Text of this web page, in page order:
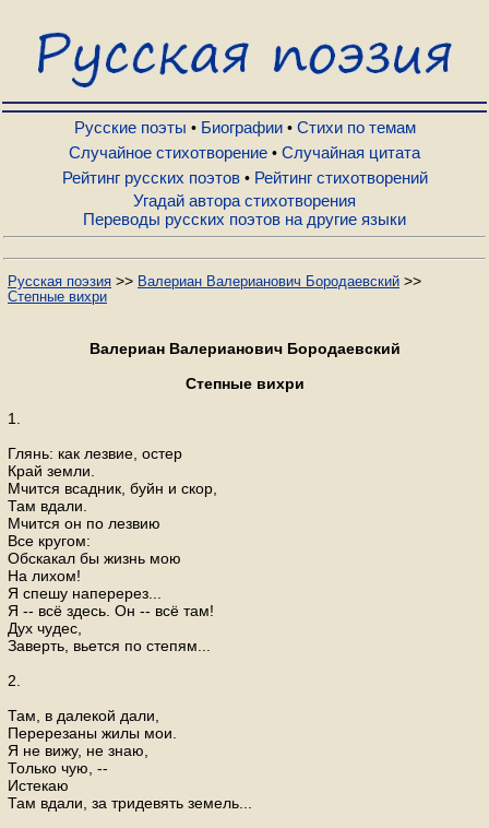
Русские поэты
Биографии
Стихи по темам
Случайное стихотворение
Рейтинг русских поэтов
Рейтинг стихотворений
Русские поэты • Биографии• Стихи по темам
Случайное стихотворение • Случайная цитата
Рейтинг русских поэтов• Рейтинг стихотворений
Угадай автора стихотворения
Переводы русских поэтов на другие языки
Русская поэзия >> Валериан Валерианович Бородаевский >>
Степные вихри
Валериан Валерианович Бородаевский
Степные вихри
1.
Глянь: как лезвие, остер
Край земли.
Мчится всадник, буйн и скор,
Там вдали.
Мчится он по лезвию
Все кругом:
Обскакал бы жизнь мою
На лихом!
Я спешу наперерез...
Я -- всё здесь. Он -- всё там!
Дух чудес,
Заверть, вьется по степям...
2.
Там, в далекой дали,
Перерезаны жилы мои.
Я не вижу, не знаю,
Только чую, --
Истекаю
Там вдали, за тридевять земель...